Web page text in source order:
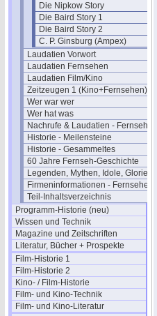
Die Nipkow Story
Die Baird Story 1
Die Baird Story 2
C. P. Ginsburg (Ampex)
Laudatien Vorwort
Laudatien Fernsehen
Laudatien Film/Kino
Zeitzeugen 1 (Kino+Fernsehen)
Wer war wer
Wer hat was
Nachrufe & Laudatien - Fernsehen
Historie - Meilensteine
Historie - Gesammeltes
60 Jahre Fernseh-Geschichte
Legenden, Mythen, Idole, Glorie
Firmeninformationen - Fernsehen
Teil-Inhaltsverzeichnis
Programm-Historie (neu)
Wissen und Technik
Magazine und Zeitschriften
Literatur, Bücher + Prospekte
Film-Historie 1
Film-Historie 2
Kino- / Film-Historie
Film- und Kino-Technik
Film- und Kino-Literatur